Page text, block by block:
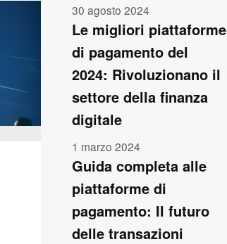
30 agosto 2024
Le migliori piattaforme
di pagamento del
2024: Rivoluzionano il
settore della finanza
digitale
1 marzo 2024
Guida completa alle
piattaforme di
pagamento: Il futuro
delle transazioni